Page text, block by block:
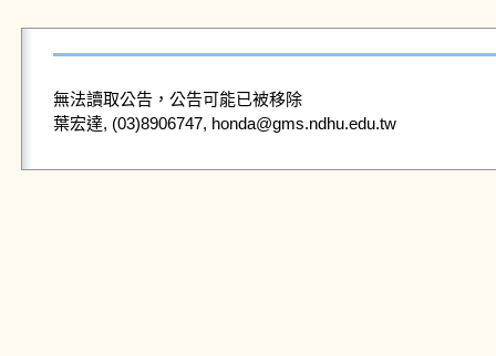
無法讀取公告，公告可能已被移除
葉宏達, (03)8906747, honda@gms.ndhu.edu.tw